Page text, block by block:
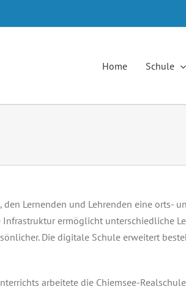
Home Schule
den Lernenden und Lehrenden eine
ermöglicht unterschiedliche
Die digitale Schule erweitert
arbeitete die Chiemsee-